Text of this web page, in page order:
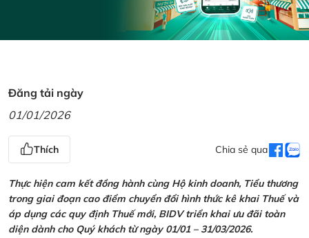
Đăng tải ngày
01/01/2026
Thích Chia sẻ qua
Thực hiện cam kết đồng hành cùng Hộ kinh doanh, Tiểu thương
trong giai đoạn cao điểm chuyển đổi hình thức kê khai Thuế và
áp dụng các quy định Thuế mới, BIDV triển khai ưu đãi toàn
diện dành cho Quý khách từ ngày 01/01 – 31/03/2026.